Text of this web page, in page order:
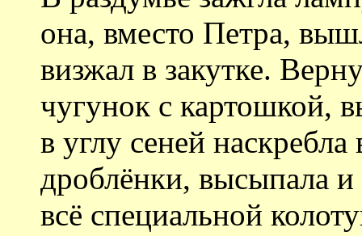
она, вместо Петра,
визжал в закутке.
чугунок с картошкой,
в углу сеней
дроблёнки, высыпала
всё специальной